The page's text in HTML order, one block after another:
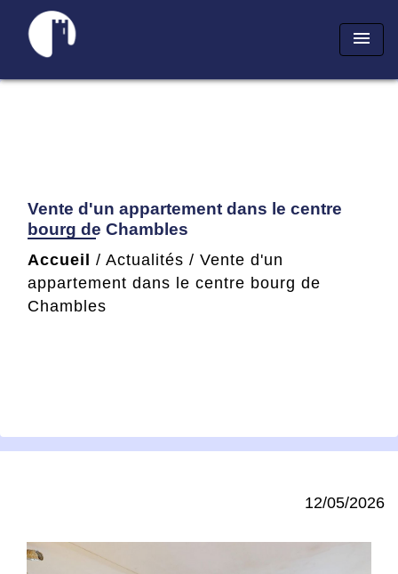
menu
Vente d'un appartement dans le centre
bourg de Chambles
Accueil / Actualités / Vente d'un
appartement dans le centre bourg de
Chambles
12/05/2026